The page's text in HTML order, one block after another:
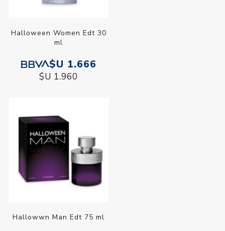
Halloween Women Edt 30
ml
$U 1.666
$U 1.960
Hallowwn Man Edt 75 ml